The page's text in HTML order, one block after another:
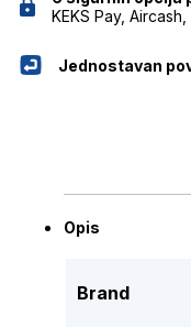
KEKS Pay,
Jednostavan
Opis
Brand